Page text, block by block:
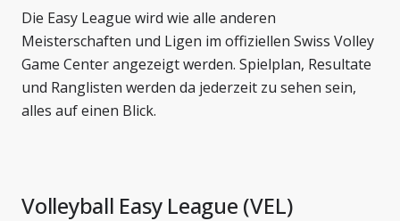
Die Easy League wird wie alle anderen
Meisterschaften und Ligen im offiziellen Swiss Volley
Game Center angezeigt werden. Spielplan, Resultate
und Ranglisten werden da jederzeit zu sehen sein,
alles auf einen Blick.
Volleyball Easy League (VEL)